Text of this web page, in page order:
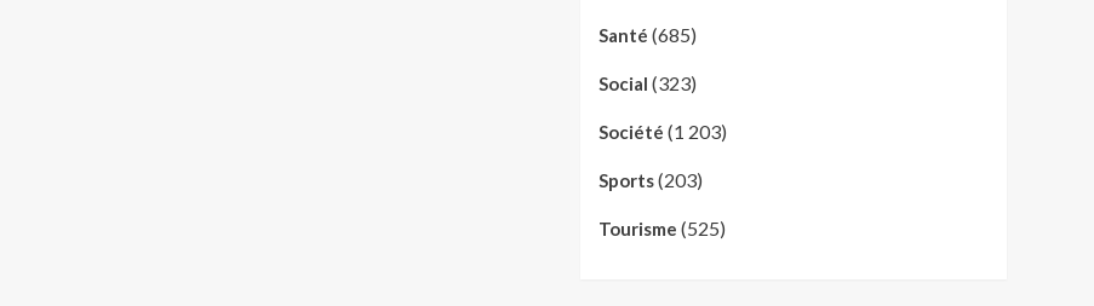
Santé (685)
Social (323)
Société (1 203)
Sports(203)
Tourisme (525)